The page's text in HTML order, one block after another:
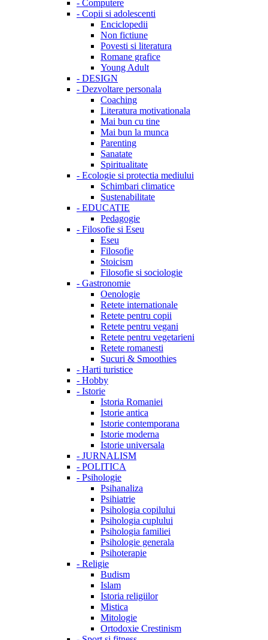
- Computere
- Copii si adolescenti
Enciclopedii
Non fictiune
Povesti si literatura
Romane grafice
Young Adult
- DESIGN
- Dezvoltare personala
Coaching
Literatura motivationala
Mai bun cu tine
Mai bun la munca
Parenting
Sanatate
Spiritualitate
- Ecologie si protectia mediului
Schimbari climatice
Sustenabilitate
- EDUCATIE
Pedagogie
- Filosofie si Eseu
Eseu
Filosofie
Stoicism
Filosofie si sociologie
- Gastronomie
Oenologie
Retete internationale
Retete pentru copii
Retete pentru vegani
Retete pentru vegetarieni
Retete romanesti
Sucuri & Smoothies
- Harti turistice
- Hobby
- Istorie
Istoria Romaniei
Istorie antica
Istorie contemporana
Istorie moderna
Istorie universala
- JURNALISM
- POLITICA
- Psihologie
Psihanaliza
Psihiatrie
Psihologia copilului
Psihologia cuplului
Psihologia familiei
Psihologie generala
Psihoterapie
- Religie
Budism
Islam
Istoria religiilor
Mistica
Mitologie
Ortodoxie Crestinism